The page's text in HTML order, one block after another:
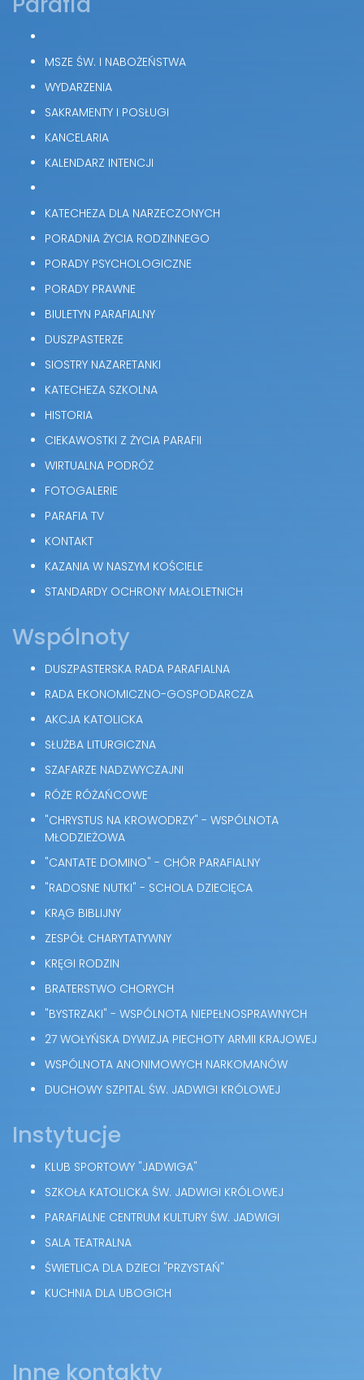
MSZE ŚW. I NABOŻEŃSTWA
WYDARZENIA
SAKRAMENTY I POSŁUGI
KANCELARIA
KALENDARZ INTENCJI
KATECHEZA DLA NARZECZONYCH
PORADNIA ŻYCIA RODZINNEGO
PORADY PSYCHOLOGICZNE
PORADY PRAWNE
BIULETYN PARAFIALNY
DUSZPASTERZE
SIOSTRY NAZARETANKI
KATECHEZA SZKOLNA
HISTORIA
CIEKAWOSTKI Z ŻYCIA PARAFII
WIRTUALNA PODRÓŻ
FOTOGALERIE
PARAFIA TV
KONTAKT
KAZANIA W NASZYM KOŚCIELE
STANDARDY OCHRONY MAŁOLETNICH
Wspólnoty
DUSZPASTERSKA RADA PARAFIALNA
RADA EKONOMICZNO-GOSPODARCZA
AKCJA KATOLICKA
SŁUŻBA LITURGICZNA
SZAFARZE NADZWYCZAJNI
RÓŻE RÓŻAŃCOWE
"CHRYSTUS NA KROWODRZY" - WSPÓLNOTA
MŁODZIEŻOWA
"CANTATE DOMINO" - CHÓR PARAFIALNY
"RADOSNE NUTKI" - SCHOLA DZIECIĘCA
KRĄG BIBLIJNY
ZESPÓŁ CHARYTATYWNY
KRĘGI RODZIN
BRATERSTWO CHORYCH
"BYSTRZAKI" - WSPÓLNOTA NIEPEŁNOSPRAWNYCH
27 WOŁYŃSKA DYWIZJA PIECHOTY ARMII KRAJOWEJ
WSPÓLNOTA ANONIMOWYCH NARKOMANÓW
DUCHOWY SZPITAL ŚW. JADWIGI KRÓLOWEJ
Instytucje
KLUB SPORTOWY "JADWIGA"
SZKOŁA KATOLICKA ŚW. JADWIGI KRÓLOWEJ
PARAFIALNE CENTRUM KULTURY ŚW. JADWIGI
SALA TEATRALNA
ŚWIETLICA DLA DZIECI "PRZYSTAŃ"
KUCHNIA DLA UBOGICH
Inne kontakty